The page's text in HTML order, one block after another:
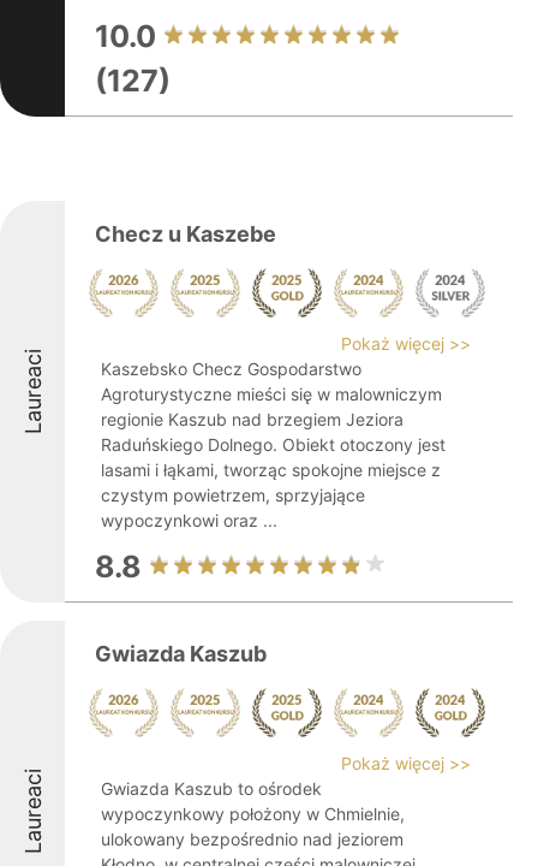
10.0
(127)
Laureaci
Checz u Kaszebe
Pokaż więcej >>
Kaszebsko Checz Gospodarstwo
Agroturystyczne mieści się w malowniczym
regionie Kaszub nad brzegiem Jeziora
Raduńskiego Dolnego. Obiekt otoczony jest
lasami i łąkami, tworząc spokojne miejsce z
czystym powietrzem, sprzyjające
wypoczynkowi oraz ...
8.8
Laureaci
Gwiazda Kaszub
Pokaż więcej >>
Gwiazda Kaszub to ośrodek
wypoczynkowy położony w Chmielnie,
ulokowany bezpośrednio nad jeziorem